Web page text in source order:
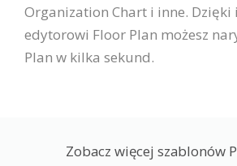
Organization Chart i inne.
edytorowi Floor Plan możesz
Plan w kilka sekund.
Zobacz więcej szablonów